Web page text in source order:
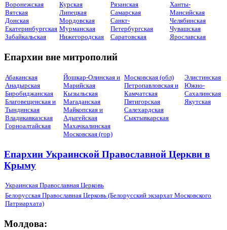
Воронежская
Вятская
Донская
Екатеринбургская
Забайкальская
Курская
Липецкая
Мордовская
Мурманская
Нижегородская
Рязанская
Самарская
Санкт-
Петербургская
Саратовская
Ханты-
Мансийская
Челябинская
Чувашская
Ярославская
Епархии вне митрополий
Абаканская
Анадырская
Биробиджанская
Благовещенская и
Тындинская
Владикавказская
Горноалтайская
Йошкар-Олинская и
Марийская
Кызыльская
Магаданская
Майкопская и
Адыгейская
Махачкалинская
Московская (гор)
Московская (обл)
Петропавловская и
Камчатская
Пятигорская
Салехардская
Сыктывкарская
Элистинская
Южно-
Сахалинская
Якутская
Епархии Украинской Православной Церкви в
Крыму
Украинская Православная Церковь
Белорусская Православная Церковь (Белорусский экзархат Московского
Патриархата)
Молдова: